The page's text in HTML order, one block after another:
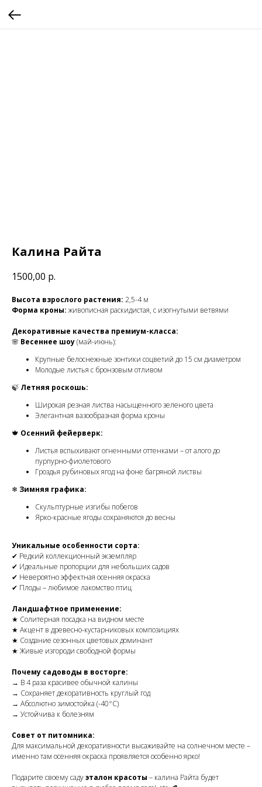
Калина Райта
1500,00 р.
Высота взрослого растения: 2,5-4 м
Форма кроны:живописная раскидистая, с изогнутыми ветвями
Декоративные качества премиум-класса:
🌸 Весеннее шоу(май-июнь):
Крупные белоснежные зонтики соцветий до 15 см диаметром
Молодые листья с бронзовым отливом
🍃 Летняя роскошь:
Широкая резная листва насыщенного зеленого цвета
Элегантная вазообразная форма кроны
🍁 Осенний фейерверк:
Листья вспыхивают огненными оттенками – от алого до
пурпурно-фиолетового
Гроздья рубиновых ягод на фоне багряной листвы
❄ Зимняя графика:
Скульптурные изгибы побегов
Ярко-красные ягоды сохраняются до весны
Уникальные особенности сорта:
✔ Редкий коллекционный экземпляр
✔ Идеальные пропорции для небольших садов
✔ Невероятно эффектная осенняя окраска
✔ Плоды – любимое лакомство птиц
Ландшафтное применение:
★ Солитерная посадка на видном месте
★ Акцент в древесно-кустарниковых композициях
★ Создание сезонных цветовых доминант
★ Живые изгороди свободной формы
Почему садоводы в восторге:
→ В 4 раза красивее обычной калины
→ Сохраняет декоративность круглый год
→ Абсолютно зимостойка (-40°C)
→ Устойчива к болезням
Совет от питомника:
Для максимальной декоративности высаживайте на солнечном месте –
именно там осенняя окраска проявляется особенно ярко!
Подарите своему садуэталон красоты – калина Райта будет